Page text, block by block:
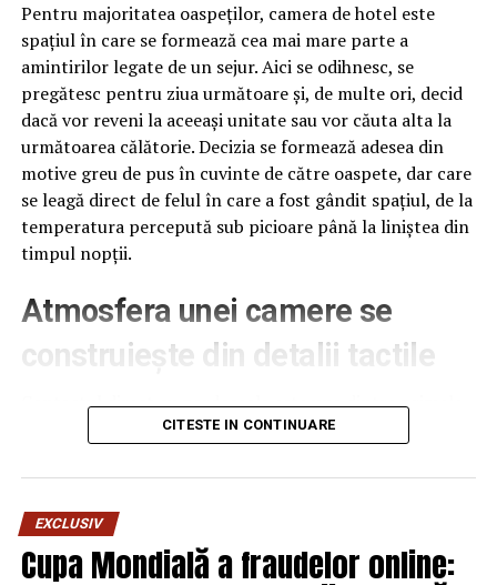
Pentru majoritatea oaspeților, camera de hotel este
spațiul în care se formează cea mai mare parte a
amintirilor legate de un sejur. Aici se odihnesc, se
pregătesc pentru ziua următoare și, de multe ori, decid
dacă vor reveni la aceeași unitate sau vor căuta alta la
următoarea călătorie. Decizia se formează adesea din
motive greu de pus în cuvinte de către oaspete, dar care
se leagă direct de felul în care a fost gândit spațiul, de la
temperatura percepută sub picioare până la liniștea din
timpul nopții.
Atmosfera unei camere se
construiește din detalii tactile
Contactul direct cu pardoseala este una dintre primele
senzații fizice pe care le are un oaspete atunci când
pe drum, seara târziu. Textura și moliciunea potrivite,
oferite democheta hotel
care este percepută o cameră, chiar dacă restul
mobilierului rămâne identic de la o unitate la alta din
CITESTE IN CONTINUARE
EXCLUSIV
Cupa Mondială a fraudelor online: